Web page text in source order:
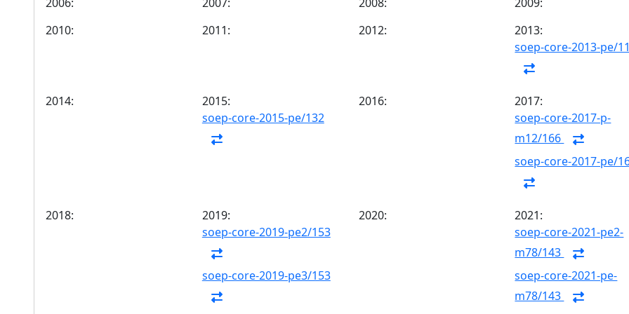
2010:
2011: 2012:
2013:
soep-core-2013-pe/
2014:
2015:
soep-core-2015-pe/132
2016:
2017:
soep-core-2017-p-
m12/166
soep-core-2017-pe/
2018:
2019:
soep-core-2019-pe2/153
soep-core-2019-pe3/153
2020:
2021:
soep-core-2021-pe2-
m78/143
soep-core-2021-pe-
m78/143